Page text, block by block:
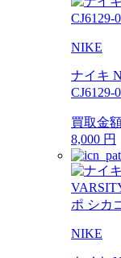
NIKE
ナイキ
CJ6129-
買取金
8,000 円
NIKE